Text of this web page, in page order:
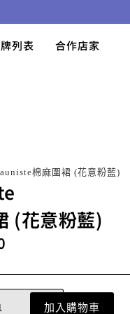
列表 合作店家
棉麻圍裙 (花意粉藍)
(花意粉藍)
加入購物車